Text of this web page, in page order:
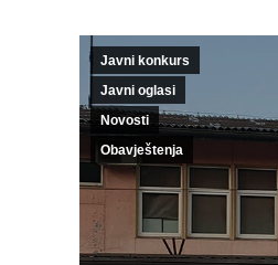
Javni konkurs
Javni oglasi
Novosti
Obavještenja